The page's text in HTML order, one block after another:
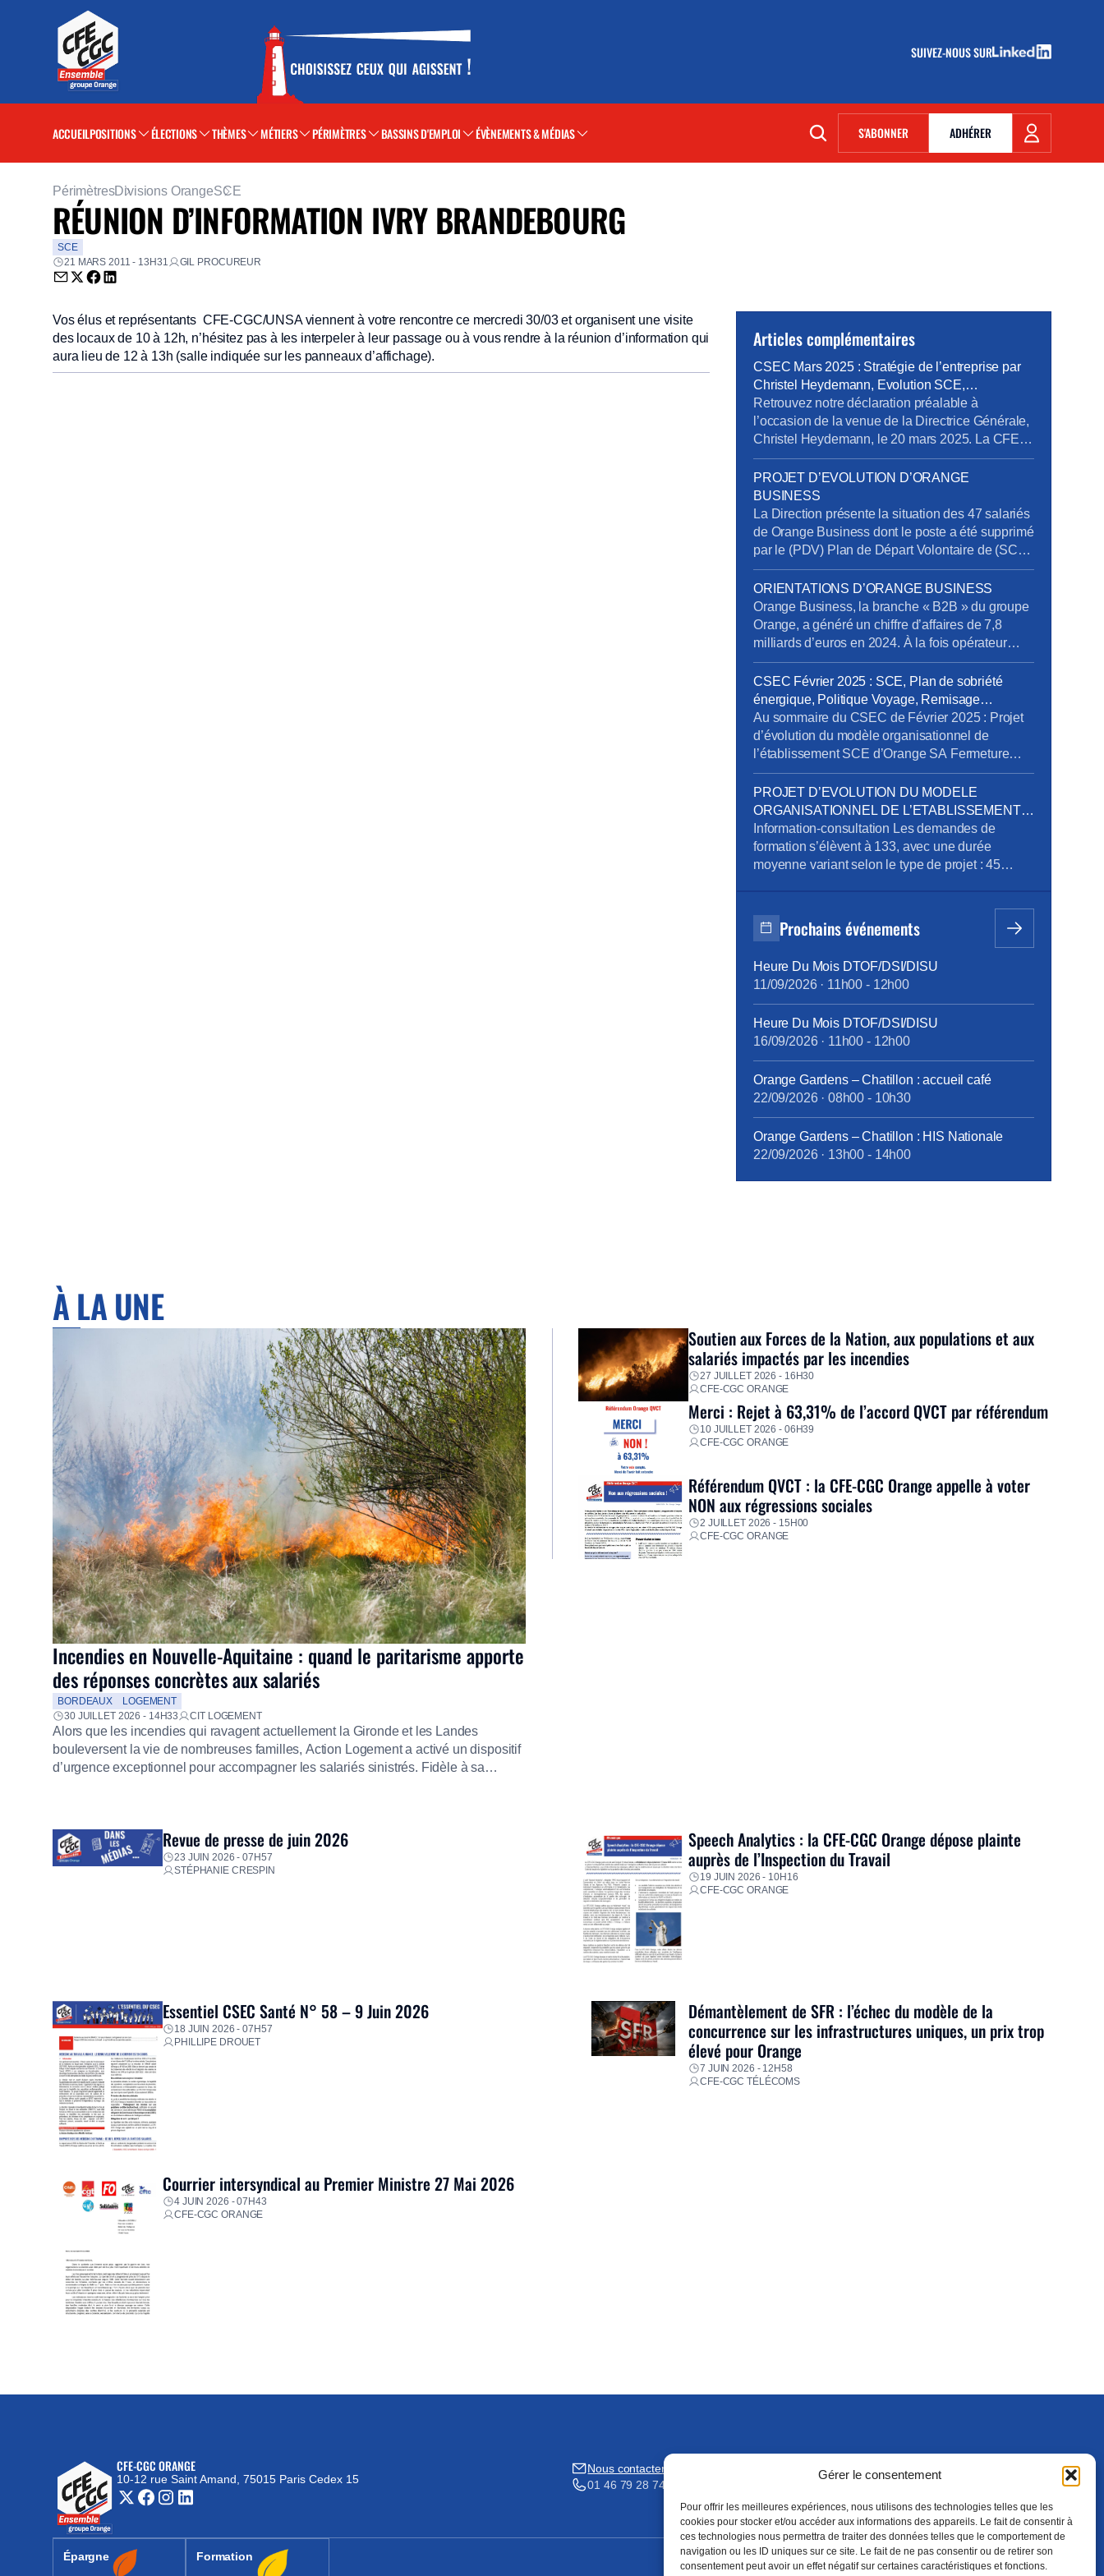
Gérer le consentement
Pour offrir les meilleures expériences, nous utilisons des technologies telles que les
cookies pour stocker et/ou accéder aux informations des appareils. Le fait de consentir à
ces technologies nous permettra de traiter des données telles que le comportement de
navigation ou les ID uniques sur ce site. Le fait de ne pas consentir ou de retirer son
consentement peut avoir un effet négatif sur certaines caractéristiques et fonctions.
SUIVEZ-NOUS SUR
(NOUVELLE FENÊTRE)
ACCUEILPOSITIONS ÉLECTIONS THÈMES MÉTIERS PÉRIMÈTRES BASSINS D'EMPLOI ÉVÈNEMENTS & MÉDIAS S'ABONNER(NOUVELLE FENÊTRE)
ADHÉRER
PérimètresDivisions OrangeSCE
RÉUNION D’INFORMATION IVRY BRANDEBOURG
SCE
21 MARS 2011 - 13H31
GIL PROCUREUR
Envoyer par email (nouvelle fenêtre)
Partager sur Twitter (nouvelle fenêtre)
Partager sur Facebook (nouvelle fenêtre)
Partager sur LinkedIn (nouvelle fenêtre)
Vos élus et représentants CFE-CGC/UNSA viennent à votre rencontre ce mercredi 30/03 et organisent une visite
des locaux de 10 à 12h, n’hésitez pas à les interpeler à leur passage ou à vous rendre à la réunion d’information qui
aura lieu de 12 à 13h (salle indiquée sur les panneaux d’affichage).
Articles complémentaires
CSEC Mars 2025 : Stratégie de l’entreprise par
Christel Heydemann, Evolution SCE,
Orientations Orange Business
Retrouvez notre déclaration préalable à
l’occasion de la venue de la Directrice Générale,
Christel Heydemann, le 20 mars 2025. La CFE-
CGC Orange l’a interpellée sur plusieurs sujets
issus de l’enquête de la Commission Nationale
de Prévention et de Sécurité (CNPS) : La
situation de RPS et un suicide reconnu en
accident du travail La dégradation […]
PROJET D’EVOLUTION D’ORANGE
BUSINESS
La Direction présente la situation des 47 salariés
de Orange Business dont le poste a été supprimé
par le (PDV) Plan de Départ Volontaire de (SCE)
Services de Communication Entreprise) sans
qu’ils aient été volontaires. Rappelons en effet
que la Direction s’était engagée à retrouver des
postes pour tous les salariés impactés. Au 20
mars […]
ORIENTATIONS D’ORANGE BUSINESS
Orange Business, la branche « B2B » du groupe
Orange, a généré un chiffre d’affaires de 7,8
milliards d’euros en 2024. À la fois opérateur
télécom et intégrateur numérique, elle sert une
clientèle mondiale via trois canaux : Entreprises
France, Grands Clients France et International.
Ses services se répartissent en trois segments :
Télécom, Digital et Intégration. […]
CSEC Février 2025 : SCE, Plan de sobriété
énergique, Politique Voyage, Remisage
Véhicule, Addictions
Au sommaire du CSEC de Février 2025 : Projet
d’évolution du modèle organisationnel de
l’établissement SCE d’Orange SA Fermeture
exceptionnelle de certains sites tertiaires dans le
cadre du plan de sobriété énergétique
Mandatement de la CPRPPST : Politique
Voyage, Remisage Véhicule, Situation de la
prévention de l’addiction au sein du groupe
Orange Pour télécharger le […]
PROJET D’EVOLUTION DU MODELE
ORGANISATIONNEL DE L’ETABLISSEMENT
SCE D’ORANGE SA
Information-consultation Les demandes de
formation s’élèvent à 133, avec une durée
moyenne variant selon le type de projet : 45
d’entreprise. Des ateliers en présentiel ont été
organisés pour aider les volontaires à
thématiques […]
Prochains événements
Heure Du Mois DTOF/DSI/DISU
11/09/2026· 11h00 - 12h00
Heure Du Mois DTOF/DSI/DISU
16/09/2026· 11h00 - 12h00
Orange Gardens – Chatillon : accueil café
22/09/2026· 08h00 - 10h30
Orange Gardens – Chatillon : HIS Nationale
22/09/2026· 13h00 - 14h00
À LA UNE
Incendies en Nouvelle-Aquitaine : quand le paritarisme apporte
des réponses concrètes aux salariés
BORDEAUX
LOGEMENT
30 JUILLET 2026 - 14H33
CIT LOGEMENT
Alors que les incendies qui ravagent actuellement la Gironde et les Landes
bouleversent la vie de nombreuses familles, Action Logement a activé un dispositif
d’urgence exceptionnel pour accompagner les salariés sinistrés. Fidèle à sa
Soutien aux Forces de la Nation, aux populations et aux
salariés impactés par les incendies
27 JUILLET 2026 - 16H30
CFE-CGC ORANGE
Merci : Rejet à 63,31% de l’accord QVCT par référendum
10 JUILLET 2026 - 06H39
CFE-CGC ORANGE
Référendum QVCT : la CFE-CGC Orange appelle à voter
NON aux régressions sociales
2 JUILLET 2026 - 15H00
CFE-CGC ORANGE
Revue de presse de juin 2026
23 JUIN 2026 - 07H57
STÉPHANIE CRESPIN
Speech Analytics : la CFE-CGC Orange dépose plainte
auprès de l’Inspection du Travail
19 JUIN 2026 - 10H16
CFE-CGC ORANGE
Essentiel CSEC Santé N° 58 – 9 Juin 2026
18 JUIN 2026 - 07H57
PHILLIPE DROUET
Démantèlement de SFR : l’échec du modèle de la
concurrence sur les infrastructures uniques, un prix trop
élevé pour Orange
7 JUIN 2026 - 12H58
CFE-CGC TÉLÉCOMS
Courrier intersyndical au Premier Ministre 27 Mai 2026
4 JUIN 2026 - 07H43
CFE-CGC ORANGE
CFE-CGC ORANGE
10-12 rue Saint Amand, 75015 Paris Cedex 15
(nouvelle fenêtre)
Nous contacter
01 46 79 28 74
S'ABONNER
(NOUVELLE FENÊTRE)
ADHÉRER
Épargne
(nouvelle fenêtre) Formation
(nouvelle fenêtre)